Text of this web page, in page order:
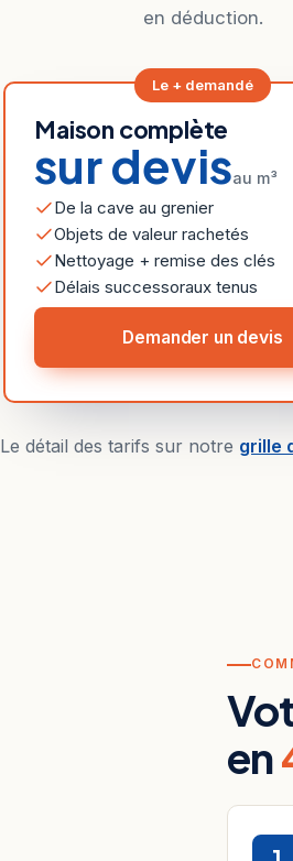
en déduction.
Le + demandé
Maison complète
sur devisau m³
De la cave au grenier
Objets de valeur rachetés
Nettoyage + remise des clés
Délais successoraux tenus
Demander un devis
Le détail des tarifs sur notre grille
en